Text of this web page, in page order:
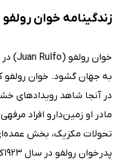
زندگینامه خوان رولفو
به جهان گشود. خوان رولفو
در آنجا شاهد رویدادهای
مادر او زمین‌دار و افراد
تحولات مکزیک، بخش